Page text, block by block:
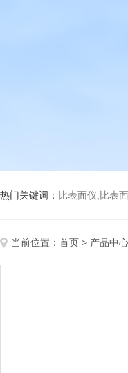
热门关键词： 比表面仪,比表面积
当前位置： 首页 > 产品中心